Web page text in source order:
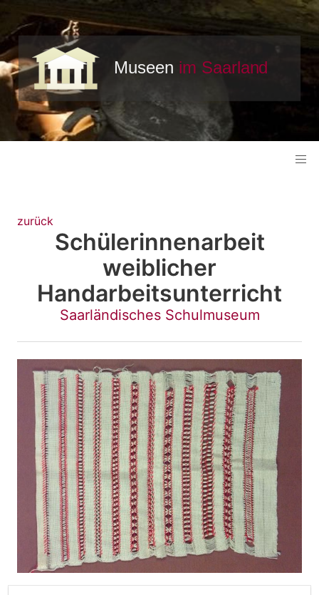
zurück
Schülerinnenarbeit
weiblicher
Handarbeitsunterricht
Saarländisches Schulmuseum